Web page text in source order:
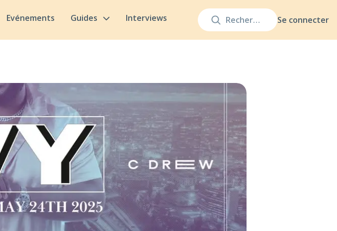
Se connecter
Evénements Guides Interviews